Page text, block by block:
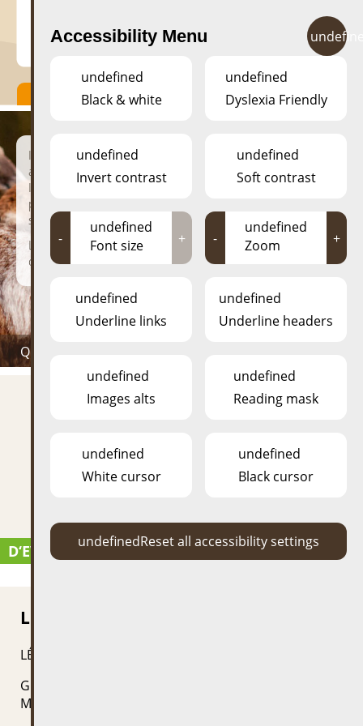
QUOI DE NEUF AU ESCHER DÉIEREPARK?
Il y a toujours de bonnes raisons pour se faire plaisir
avec une visite au parc animalier d‘Esch!
Il est toujours ouvert, l‘entrée est gratuite et c‘est un lieu
paisible et magique qui fait immédiatement oublier le
stress quotidien.
L‘équipe du parc et ses amis proposent régulièrement
des ateliers et manifestations pour petits et grands.
D‘EVENEMENTER AM PARK
LÉIERE MAT DÉIEREN
LÉIERE MAT DÉIEREN
Gratis Aktivitéite mam Julie fir Schoulklassen,
Maisons Relais a Crèchen.
Accessibility Menu
undefined
Black & white
undefined
Dyslexia Friendly
undefined
Invert contrast
undefined
Soft contrast
-
undefined
Font size
+ -
undefined
Zoom
+
undefined
Underline links
undefined
Underline headers
undefined
Images alts
undefined
Reading mask
undefined
White cursor
undefined
Black cursor
undefinedReset all accessibility settings